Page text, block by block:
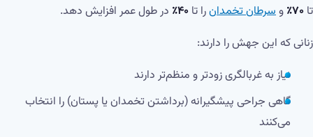
تا ۷۰٪ وسرطان تخمدانرا تا ۴۰٪ در طول عمر افزایش دهد.
زنانی که این جهش را دارند:
نیاز به غربالگری زودتر و منظم‌تر دارند
گاهی جراحی پیشگیرانه (برداشتن تخمدان یا پستان) را انتخاب
می‌کنند